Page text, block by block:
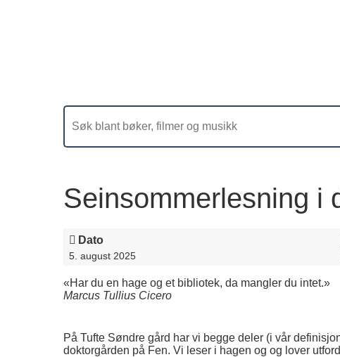
Seinsommerlesning i
Dato
5. august 2025
«Har du en hage og et bibliotek, da mangler du intet.»
Marcus Tullius Cicero
På Tufte Søndre gård har vi begge deler (i vår
doktorgården på Fen. Vi leser i hagen og og lover